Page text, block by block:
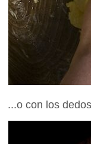
...o con los